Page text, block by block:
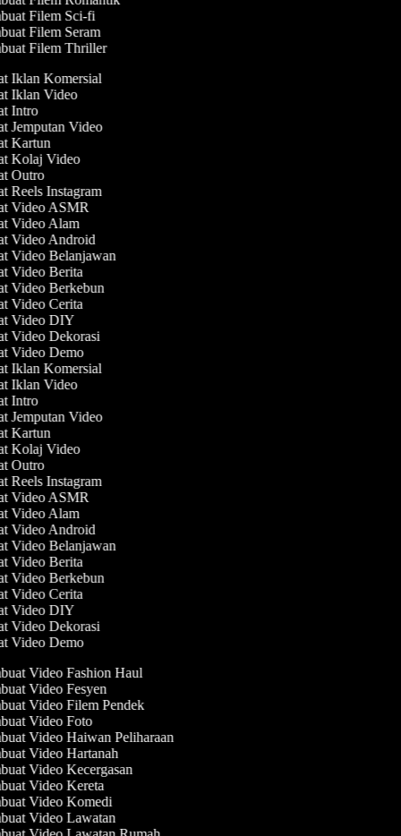
Filem Sci-fi
Filem Seram
Filem Thriller
Iklan Komersial
Iklan Video
Intro
Jemputan Video
Kartun
Kolaj Video
Outro
Reels Instagram
Video ASMR
Video Alam
Video Android
Video Belanjawan
Video Berita
Video Berkebun
Video Cerita
Video DIY
Video Dekorasi
Video Demo
Iklan Komersial
Iklan Video
Intro
Jemputan Video
Kartun
Kolaj Video
Outro
Reels Instagram
Video ASMR
Video Alam
Video Android
Video Belanjawan
Video Berita
Video Berkebun
Video Cerita
Video DIY
Video Dekorasi
Video Demo
Video Fashion Haul
Video Fesyen
Video Filem Pendek
Video Foto
Video Haiwan Peliharaan
Video Hartanah
Video Kecergasan
Video Kereta
Video Komedi
Video Lawatan